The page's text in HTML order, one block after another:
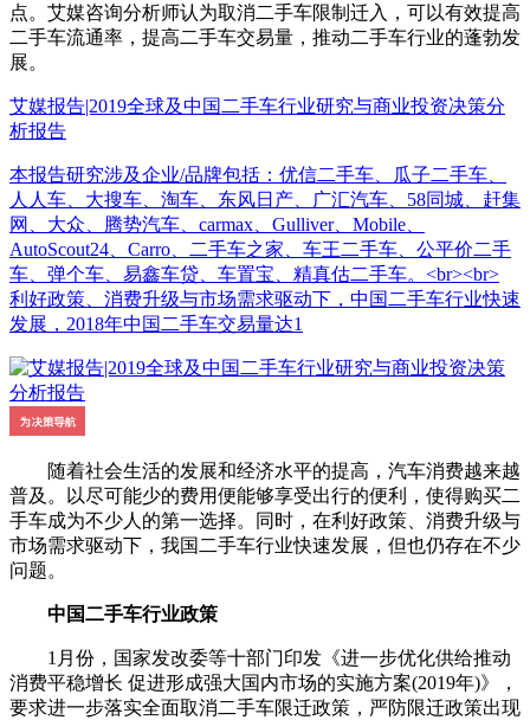
点。艾媒咨询分析师认为取消二手车限制迁入，可以有效提高
二手车流通率，提高二手车交易量，推动二手车行业的蓬勃发
展。
艾媒报告|2019全球及中国二手车行业研究与商业投资决策分
析报告
本报告研究涉及企业/品牌包括：优信二手车、瓜子二手车、
人人车、大搜车、淘车、东风日产、广汇汽车、58同城、赶集
网、大众、腾势汽车、carmax、Gulliver、Mobile、
AutoScout24、Carro、二手车之家、车王二手车、公平价二手
车、弹个车、易鑫车贷、车置宝、精真估二手车。<br><br>
利好政策、消费升级与市场需求驱动下，中国二手车行业快速
发展，2018年中国二手车交易量达1
随着社会生活的发展和经济水平的提高，汽车消费越来越
普及。以尽可能少的费用便能够享受出行的便利，使得购买二
手车成为不少人的第一选择。同时，在利好政策、消费升级与
市场需求驱动下，我国二手车行业快速发展，但也仍存在不少
问题。
中国二手车行业政策
1月份，国家发改委等十部门印发《进一步优化供给推动
消费平稳增长 促进形成强大国内市场的实施方案(2019年)》，
要求进一步落实全面取消二手车限迁政策，严防限迁政策出现